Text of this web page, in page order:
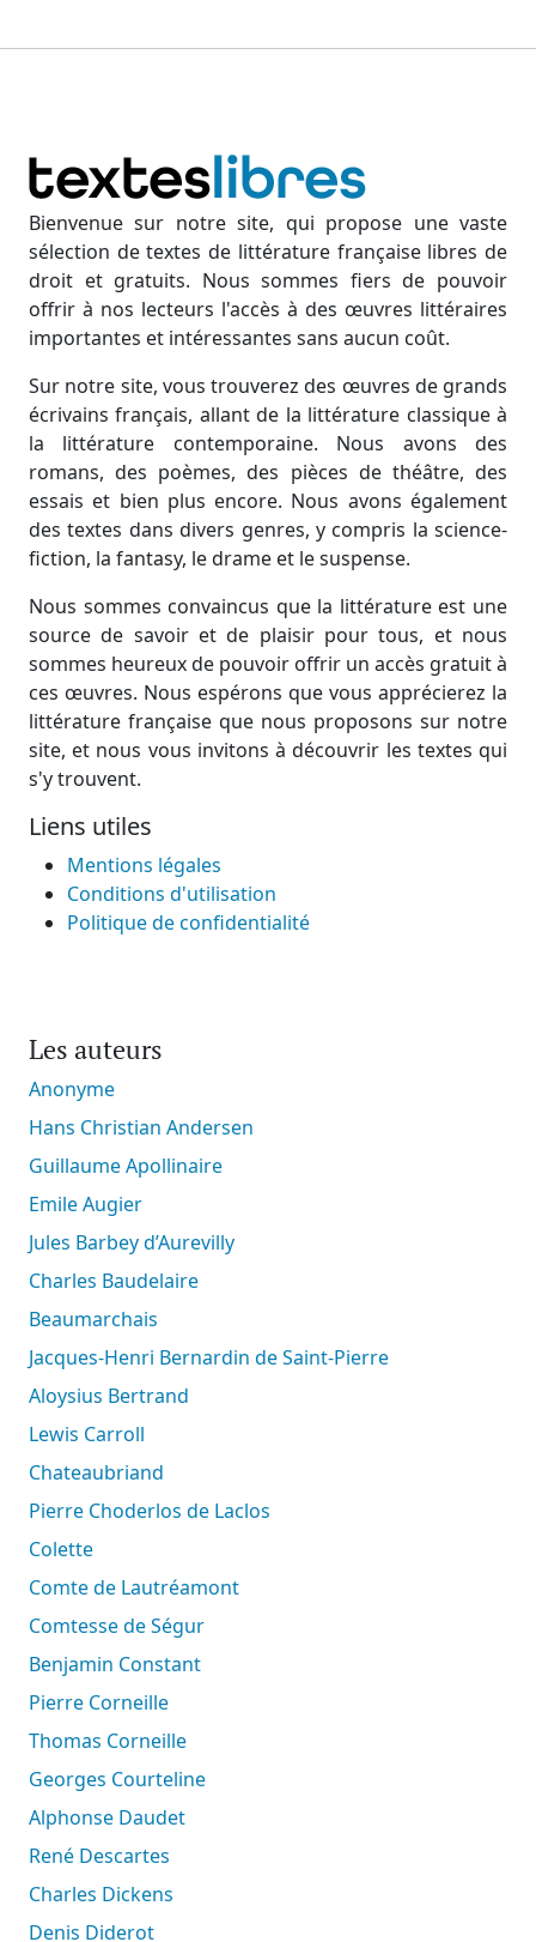
Bienvenue sur notre site, qui propose une vaste
sélection de textes de littérature française libres de
droit et gratuits. Nous sommes fiers de pouvoir
offrir à nos lecteurs l'accès à des œuvres littéraires
importantes et intéressantes sans aucun coût.
Sur notre site, vous trouverez des œuvres de grands
écrivains français, allant de la littérature classique à
la littérature contemporaine. Nous avons des
romans, des poèmes, des pièces de théâtre, des
essais et bien plus encore. Nous avons également
des textes dans divers genres, y compris la science-
fiction, la fantasy, le drame et le suspense.
Nous sommes convaincus que la littérature est une
source de savoir et de plaisir pour tous, et nous
sommes heureux de pouvoir offrir un accès gratuit à
ces œuvres. Nous espérons que vous apprécierez la
littérature française que nous proposons sur notre
site, et nous vous invitons à découvrir les textes qui
s'y trouvent.
Liens utiles
Mentions légales
Conditions d'utilisation
Politique de confidentialité
Les auteurs
Anonyme
Hans Christian Andersen
Guillaume Apollinaire
Emile Augier
Jules Barbey d’Aurevilly
Charles Baudelaire
Beaumarchais
Jacques-Henri Bernardin de Saint-Pierre
Aloysius Bertrand
Lewis Carroll
Chateaubriand
Pierre Choderlos de Laclos
Colette
Comte de Lautréamont
Comtesse de Ségur
Benjamin Constant
Pierre Corneille
Thomas Corneille
Georges Courteline
Alphonse Daudet
René Descartes
Charles Dickens
Denis Diderot